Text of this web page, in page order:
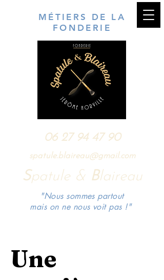
MÉTIERS DE LA
FONDERIE
Spatule & Blaireau
"Nous sommes partout
mais on ne nous voit pas !"
06 27 94 47 90
spatule.blaireau@gmail.com
Une